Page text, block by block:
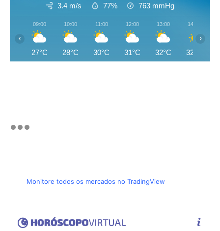
3.4 m/s 77% 763 mmHg
09:00
27°C
10:00
28°C
11:00
30°C
12:00
31°C
13:00
32°C
14:00
32°C
‹ ›
Monitore todos os mercados no TradingView